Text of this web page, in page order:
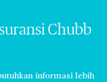
Chubb
informasi lebih